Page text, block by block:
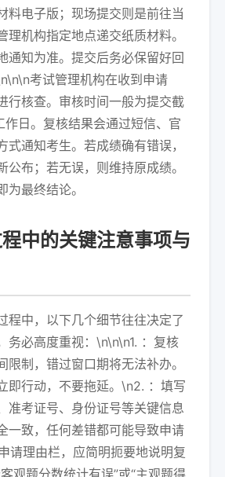
料电子版；现场提交则是前往当
理机构指定地点递交纸质材料。
通知为准。提交后务必保留好回
考试管理机构在收到申请
行核查。审核时间一般为提交截
日。复核结果会通过短信、官
式通知考生。若成绩确有错误，
公布；若无误，则维持原成绩。
最终结论。
中的关键注意事项与
程中，以下几个细节往往决定了
务必高度重视：\n\n\n1. ：复核
限制，错过窗口期将无法补办。
即行动，不要拖延。\n2. ：填写
准考证号、身份证号等关键信息
一致，任何差错都可能导致申请
请理由栏，应简明扼要地说明复
观题分数统计有误”或“主观题得